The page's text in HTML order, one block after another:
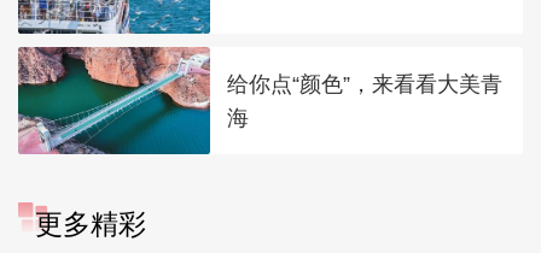
给你点“颜色”，来看看大美青
海
更多精彩